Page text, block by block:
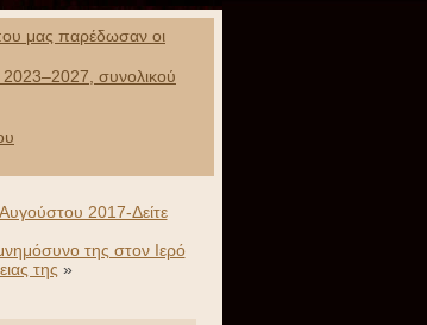
μας παρέδωσαν οι
2023–2027, συνολικού
2017-Δείτε
της στον Ιερό
της »